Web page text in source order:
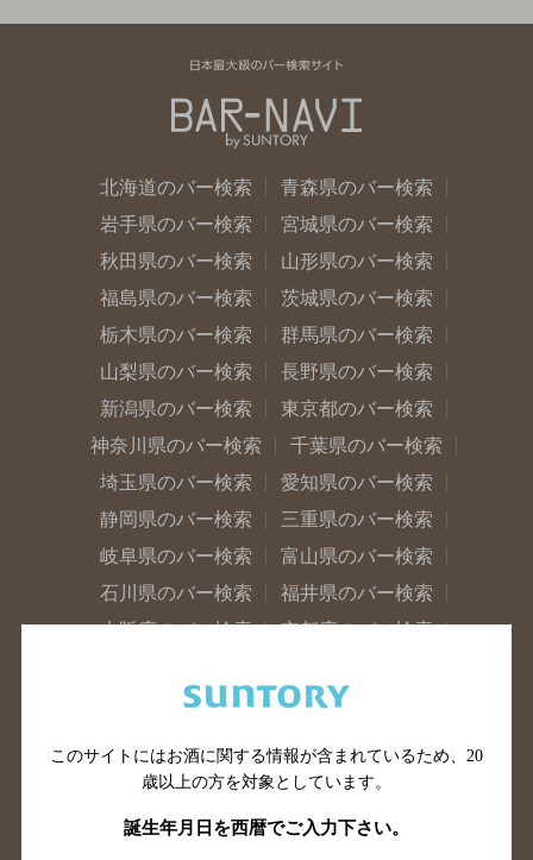
北海道のバー検索
青森県のバー検索
岩手県のバー検索
宮城県のバー検索
秋田県のバー検索
山形県のバー検索
福島県のバー検索
茨城県のバー検索
栃木県のバー検索
群馬県のバー検索
山梨県のバー検索
長野県のバー検索
新潟県のバー検索
東京都のバー検索
神奈川県のバー検索
千葉県のバー検索
埼玉県のバー検索
愛知県のバー検索
静岡県のバー検索
三重県のバー検索
岐阜県のバー検索
富山県のバー検索
石川県のバー検索
福井県のバー検索
大阪府のバー検索
京都府のバー検索
滋賀県のバー検索
和歌山県のバー検索
山口県のバー検索
鳥取県のバー検索
島根県のバー検索
徳島県のバー検索
このサイトにはお酒に関する情報が含まれているため、 20
歳以上の方を対象としています。
誕生年月日を西暦でご入力下さい。